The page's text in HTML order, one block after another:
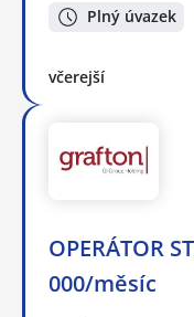
Plný úvazek
včerejší
OPERÁTOR
000/měsíc